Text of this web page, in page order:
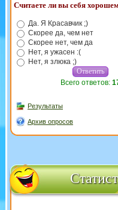
Считаете ли вы себя
Да. Я Красавчик ;)
Скорее да, чем нет
Скорее нет, чем да
Нет, я ужасен :(
Нет, я злюка ;)
Всего ответов:
Результаты
Архив опросов